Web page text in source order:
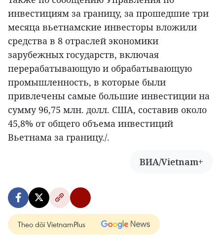
инвестициям за границу, за прошедшие три
месяца вьетнамские инвесторы вложили
средства в 8 отраслей экономики
зарубежных государств, включая
перерабатывающую и обрабатывающую
промышленность, в которые были
привлечены самые большие инвестиции на
сумму 96,75 млн. долл. США, составив около
45,8% от общего объема инвестиций
Вьетнама за границу./.
ВИА/Vietnam+
Theo dõi VietnamPlus